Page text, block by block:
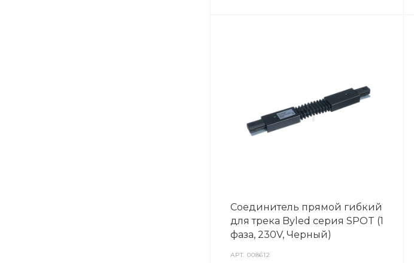
Соединитель прямой гибкий
для трека Byled серия SPOT (1
фаза, 230V, Черный)
АРТ.008612